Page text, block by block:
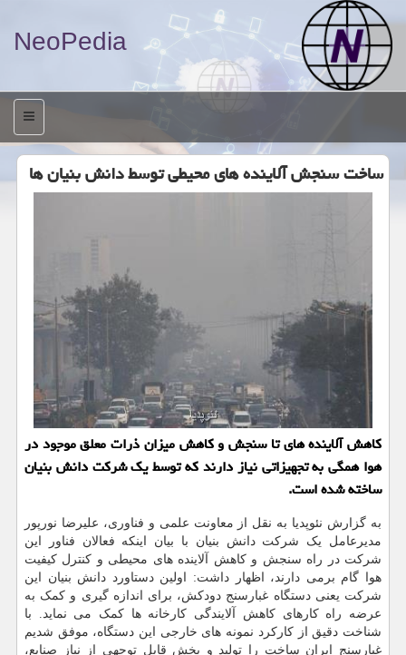
NeoPedia
منو
ساخت سنجش آلاینده های محیطی توسط دانش بنیان ها
کاهش آلاینده های تا سنجش و کاهش میزان ذرات معلق موجود در
هوا همگی به تجهیزاتی نیاز دارند که توسط یک شرکت دانش بنیان
ساخته شده است.
به گزارش نئوپدیا به نقل از معاونت علمی و فناوری، علیرضا نورپور
مدیرعامل یک شرکت دانش بنیان با بیان اینکه فعالان فناور این
شرکت در راه سنجش و کاهش آلاینده های محیطی و کنترل کیفیت
هوا گام برمی دارند، اظهار داشت: اولین دستاورد دانش بنیان این
شرکت یعنی دستگاه غبارسنج دودکش، برای اندازه گیری و کمک به
عرضه راه کارهای کاهش آلایندگی کارخانه ها کمک می نماید. با
شناخت دقیق از کارکرد نمونه های خارجی این دستگاه، موفق شدیم
غبارسنج ایران ساخت را تولید و بخش قابل توجهی از نیاز صنایع،